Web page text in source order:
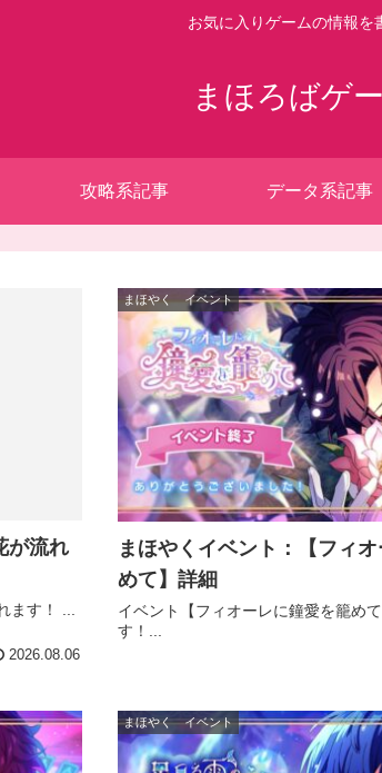
お気に入りゲームの情報を
まほろばゲ
攻略系記事 データ系記事
が流れ
ます！ ...
2026.08.06
まほやく イベント
まほやくイベント：【フィ
めて】詳細
イベント【フィオーレに鐘愛を籠め
す！...
まほやく イベント